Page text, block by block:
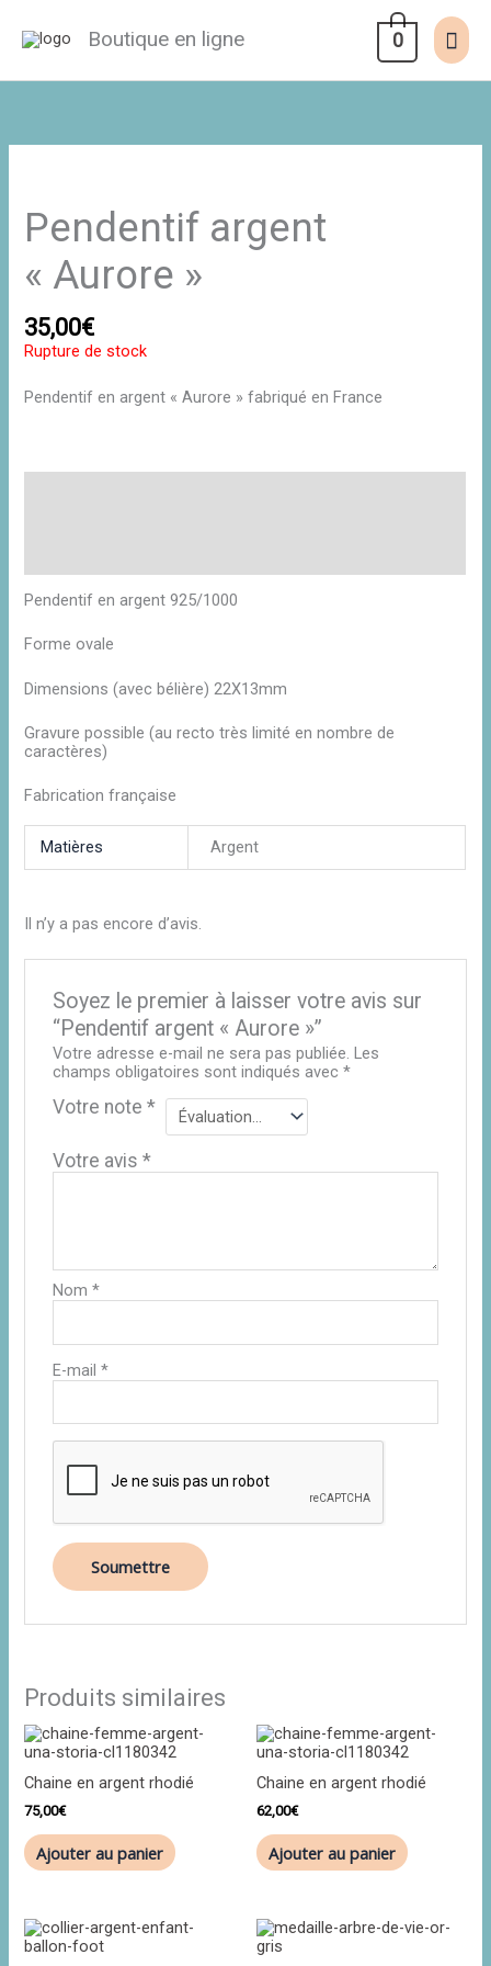
contenu
Boutique en ligne 0
Pendentif argent
« Aurore »
35,00€
Rupture de stock
Pendentif en argent « Aurore » fabriqué en France
Pendentif en argent 925/1000
Forme ovale
Dimensions (avec bélière) 22X13mm
Gravure possible (au recto très limité en nombre de
caractères)
Fabrication française
Matières Argent
Il n’y a pas encore d’avis.
Soyez le premier à laisser votre avis sur
“Pendentif argent « Aurore »”
Votre adresse e-mail ne sera pas publiée. Les
champs obligatoires sont indiqués avec *
Votre note *
Votre avis *
Nom *
E-mail *
Produits similaires
Chaine en argent rhodié
75,00€
Ajouter au panier
Chaine en argent rhodié
62,00€
Ajouter au panier